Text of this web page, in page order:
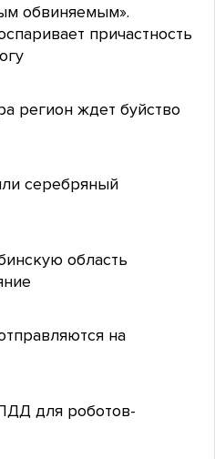
обвиняемым».
причастность
регион ждет буйство
серебряный
область
на
для роботов-